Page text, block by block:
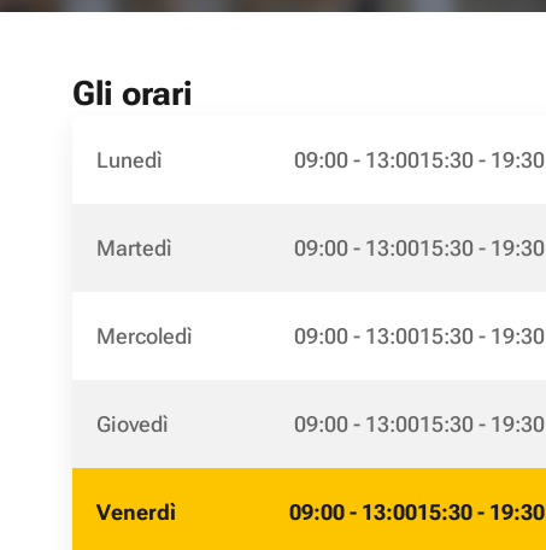
Gli orari
Lunedì 09:00 - 13:0015:30 - 19:30
Martedì 09:00 - 13:0015:30 - 19:30
Mercoledì 09:00 - 13:0015:30 - 19:30
Giovedì 09:00 - 13:0015:30 - 19:30
Venerdì 09:00 - 13:0015:30 - 19:30